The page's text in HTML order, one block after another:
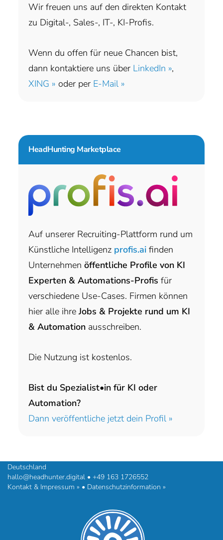
Wir freuen uns auf den direkten Kontakt
zu Digital-, Sales-, IT-, KI-Profis.
Wenn du offen für neue Chancen bist,
dann kontaktiere uns über LinkedIn »,
XING » oder per E-Mail »
HeadHunting Marketplace
Auf unserer Recruiting-Plattform rund um
Künstliche Intelligenz profis.ai finden
Unternehmen öffentliche Profile von KI
Experten & Automations-Profis für
verschiedene Use-Cases. Firmen können
hier alle ihreJobs & Projekte rund um KI
& Automation ausschreiben.
Die Nutzung ist kostenlos.
Bist du Spezialist•in für KI oder
Automation?
Dann veröffentliche jetzt dein Profil »
Deutschland
hallo@headhunter.digital • +49 163 1726552
Kontakt & Impressum » • Datenschutzinformation »